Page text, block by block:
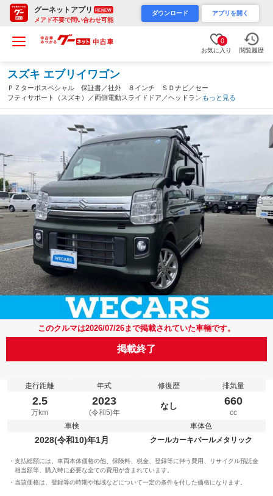
グーネットアプリ RENEW
メアド不要で問い合わせ可能
ダウンロード アプリを開く
0
お気に入り 閲覧履歴
スズキ エブリイワゴン
ＰＺターボスペシャル 保証書／社外 ８インチ ＳＤナビ／セー
フティサポート（スズキ）／両側電動スライドドア／ヘッドラン
プ ＬＥＤ／Ｂｌｕｅｔｏｏｔｈ接続／ＥＴＣ／ＥＢＤ付ＡＢＳ／
横滑り防止装置／フルセグＴＶ／ＤＶＤ（和歌山県）
もっと見る
このクルマは2026/07/26まで掲載されていた車輛です。
掲載終了
走行距離
2.5
万km
年式
2023
(令和5)年
修復歴
なし
排気量
660
cc
車検
2028(令和10)年1月
車体色
クールカーキパールメタリック
支払総額には、車両本体価格の他、保険料、税金、登録等に伴う費用、リサイクル預託金
相当額等、購入時に必要な全ての費用が含まれています。
当該価格は、登録等の時期や地域などについて一定の条件を付した価格になります。